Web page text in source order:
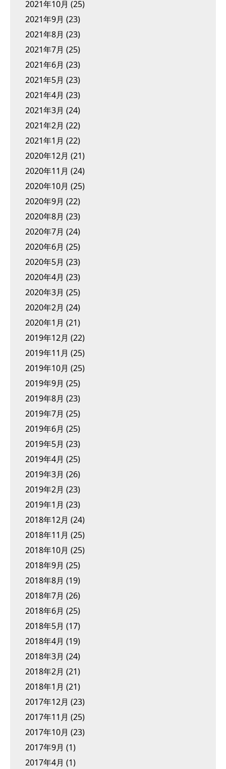
2021年10月 (25)
2021年9月 (23)
2021年8月 (23)
2021年7月 (25)
2021年6月 (23)
2021年5月 (23)
2021年4月 (23)
2021年3月 (24)
2021年2月 (22)
2021年1月 (22)
2020年12月 (21)
2020年11月 (24)
2020年10月 (25)
2020年9月 (22)
2020年8月 (23)
2020年7月 (24)
2020年6月 (25)
2020年5月 (23)
2020年4月 (23)
2020年3月 (25)
2020年2月 (24)
2020年1月 (21)
2019年12月 (22)
2019年11月 (25)
2019年10月 (25)
2019年9月 (25)
2019年8月 (23)
2019年7月 (25)
2019年6月 (25)
2019年5月 (23)
2019年4月 (25)
2019年3月 (26)
2019年2月 (23)
2019年1月 (23)
2018年12月 (24)
2018年11月 (25)
2018年10月 (25)
2018年9月 (25)
2018年8月 (19)
2018年7月 (26)
2018年6月 (25)
2018年5月 (17)
2018年4月 (19)
2018年3月 (24)
2018年2月 (21)
2018年1月 (21)
2017年12月 (23)
2017年11月 (25)
2017年10月 (23)
2017年9月 (1)
2017年4月 (1)